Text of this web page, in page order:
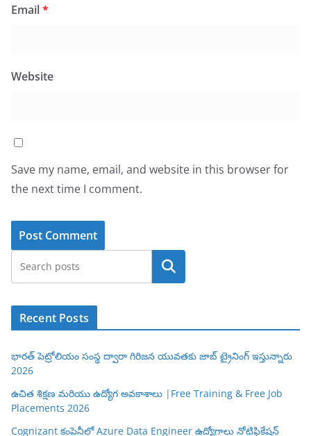
Email*
Website
Save my name, email, and website in this browser for
the next time I comment.
Search
Recent Posts
భారత్ పెట్రోలియం సంస్థ ద్వారా గిరిజన యువతకు జాబ్ ట్రైనింగ్ ఇస్తున్నారు
2026
ఉచిత శిక్షణ మరియు ఉద్యోగ అవకాశాలు |Free Training & Free Job
Placements 2026
Cognizant కంపెనీలో Azure Data Engineer ఉద్యోగాలు నోటిఫికేషన్